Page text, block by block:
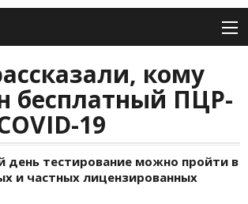
кому
бесплатный ПЦР-
19
день тестирование можно пройти в
и частных лицензированных